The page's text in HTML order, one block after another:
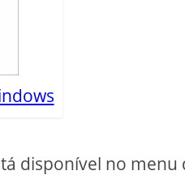
disponível no menu